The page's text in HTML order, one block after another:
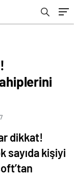
dikkat!
sayıda kişiyi